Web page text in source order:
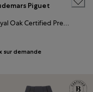
Piguet
Royal Oak Certified Pre-Owned
sur demande